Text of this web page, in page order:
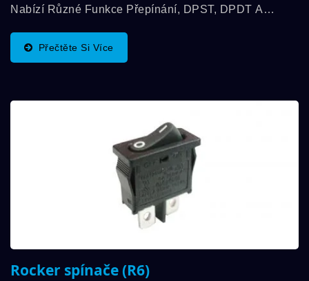
Nabízí Různé Funkce Přepínání, DPST, DPDT A
Kontaktní Hodnocení Až 16A(1hp) 250VAC,...
Přečtěte Si Více
Rocker spínače (R6)